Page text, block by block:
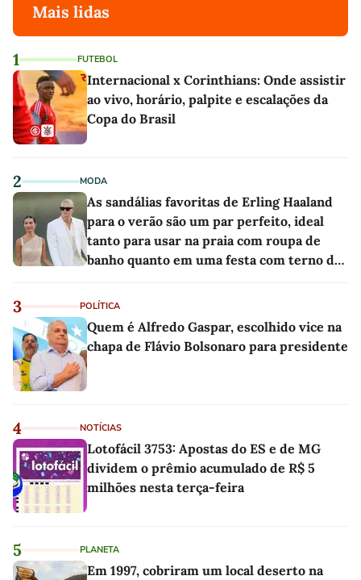
Mais lidas
1 FUTEBOL
Internacional x Corinthians: Onde assistir
ao vivo, horário, palpite e escalações da
Copa do Brasil
2 MODA
As sandálias favoritas de Erling Haaland
para o verão são um par perfeito, ideal
tanto para usar na praia com roupa de
banho quanto em uma festa com terno de
3 POLÍTICA
Quem é Alfredo Gaspar, escolhido vice na
chapa de Flávio Bolsonaro para presidente
4 NOTÍCIAS
Lotofácil 3753: Apostas do ES e de MG
dividem o prêmio acumulado de R$ 5
milhões nesta terça-feira
5 PLANETA
Em 1997, cobriram um local deserto na